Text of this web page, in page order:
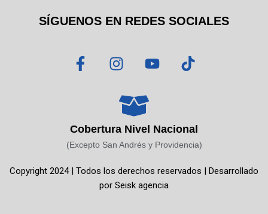
SÍGUENOS EN REDES SOCIALES
F
a
o
o
-
I
n
t
a
g
r
m
Y
o
b
e
T
i
k
Cobertura Nivel Nacional
(Excepto San Andrés y Providencia)
Copyright 2024 | Todos los derechos reservados | Desarrollado
por Seisk agencia